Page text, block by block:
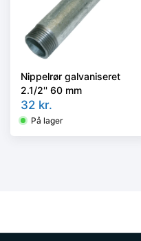
Nippelrør galvaniseret
2.1/2'' 60 mm
32 kr.
På lager